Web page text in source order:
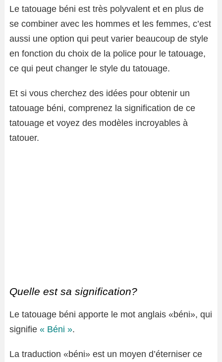
Le tatouage béni est très polyvalent et en plus de
se combiner avec les hommes et les femmes, c’est
aussi une option qui peut varier beaucoup de style
en fonction du choix de la police pour le tatouage,
ce qui peut changer le style du tatouage.
Et si vous cherchez des idées pour obtenir un
tatouage béni, comprenez la signification de ce
tatouage et voyez des modèles incroyables à
tatouer.
Quelle est sa signification?
Le tatouage béni apporte le mot anglais «béni», qui
signifie « Béni ».
La traduction «béni» est un moyen d’éterniser ce